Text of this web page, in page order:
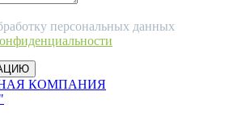
персональных данных
КОМПАНИЯ